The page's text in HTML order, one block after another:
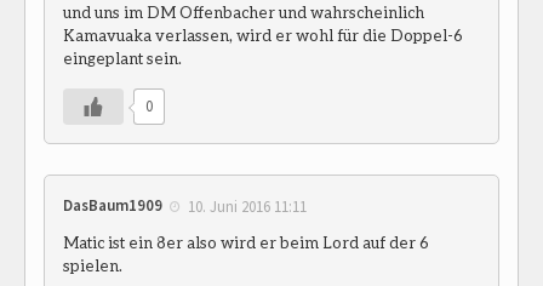
und uns im DM Offenbacher und wahrscheinlich
Kamavuaka verlassen, wird er wohl für die Doppel-6
eingeplant sein.
0
DasBaum1909 10. Juni 2016 11:11
Matic ist ein 8er also wird er beim Lord auf der 6
spielen.